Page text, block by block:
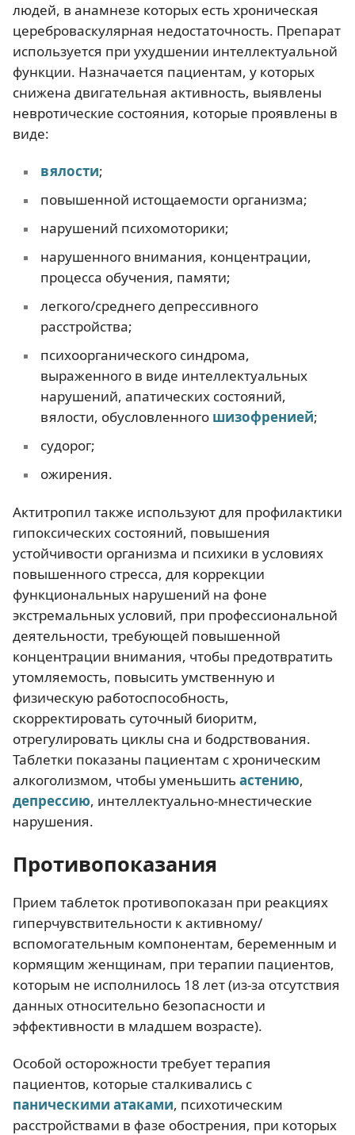
людей, в анамнезе которых есть хроническая
цереброваскулярная недостаточность. Препарат
используется при ухудшении интеллектуальной
функции. Назначается пациентам, у которых
снижена двигательная активность, выявлены
невротические состояния, которые проявлены в
виде:
вялости;
повышенной истощаемости организма;
нарушений психомоторики;
нарушенного внимания, концентрации,
процесса обучения, памяти;
легкого/среднего депрессивного
расстройства;
психоорганического синдрома,
выраженного в виде интеллектуальных
нарушений, апатических состояний,
вялости, обусловленного шизофренией;
судорог;
ожирения.
Актитропил также используют для профилактики
гипоксических состояний, повышения
устойчивости организма и психики в условиях
повышенного стресса, для коррекции
функциональных нарушений на фоне
экстремальных условий, при профессиональной
деятельности, требующей повышенной
концентрации внимания, чтобы предотвратить
утомляемость, повысить умственную и
физическую работоспособность,
скорректировать суточный биоритм,
отрегулировать циклы сна и бодрствования.
Таблетки показаны пациентам с хроническим
алкоголизмом, чтобы уменьшитьастению,
депрессию, интеллектуально-мнестические
нарушения.
Противопоказания
Прием таблеток противопоказан при реакциях
гиперчувствительности к активному/
вспомогательным компонентам, беременным и
кормящим женщинам, при терапии пациентов,
которым не исполнилось 18 лет (из-за отсутствия
данных относительно безопасности и
эффективности в младшем возрасте).
Особой осторожности требует терапия
пациентов, которые сталкивались с
паническими атаками, психотическим
расстройствами в фазе обострения, при которых